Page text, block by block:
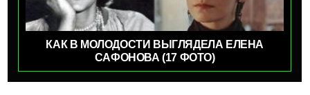
КАК В МОЛОДОСТИ ВЫГЛЯДЕЛА ЕЛЕНА
САФОНОВА (17 ФОТО)